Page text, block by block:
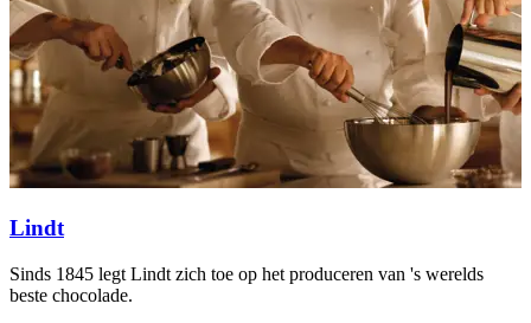
Lindt
Sinds 1845 legt Lindt zich toe op het produceren van 's werelds
beste chocolade.